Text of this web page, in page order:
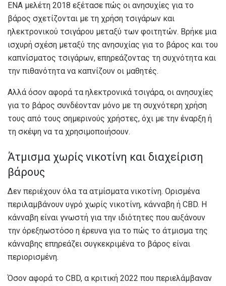
ΕΝΑ μελέτη 2018 εξέτασε πώς οι ανησυχίες για το
βάρος σχετίζονται με τη χρήση τσιγάρων και
ηλεκτρονικού τσιγάρου μεταξύ των φοιτητών. Βρήκε μια
ισχυρή σχέση μεταξύ της ανησυχίας για το βάρος και του
καπνίσματος τσιγάρων, επηρεάζοντας τη συχνότητα και
την πιθανότητα να καπνίζουν οι μαθητές.
Αλλά όσον αφορά τα ηλεκτρονικά τσιγάρα, οι ανησυχίες
για το βάρος συνδέονταν μόνο με τη συχνότερη χρήση
τους από τους σημερινούς χρήστες, όχι με την έναρξη ή
τη σκέψη να τα χρησιμοποιήσουν.
Άτμισμα χωρίς νικοτίνη και διαχείριση
βάρους
Δεν περιέχουν όλα τα ατμίσματα νικοτίνη. Ορισμένα
περιλαμβάνουν υγρό χωρίς νικοτίνη, κάνναβη ή CBD. Η
κάνναβη είναι γνωστή για την ιδιότητες που αυξάνουν
την όρεξηωστόσο η έρευνα για το πώς το άτμισμα της
κάνναβης επηρεάζει συγκεκριμένα το βάρος είναι
περιορισμένη.
Όσον αφορά το CBD, α κριτική 2022 που περιελάμβαναν